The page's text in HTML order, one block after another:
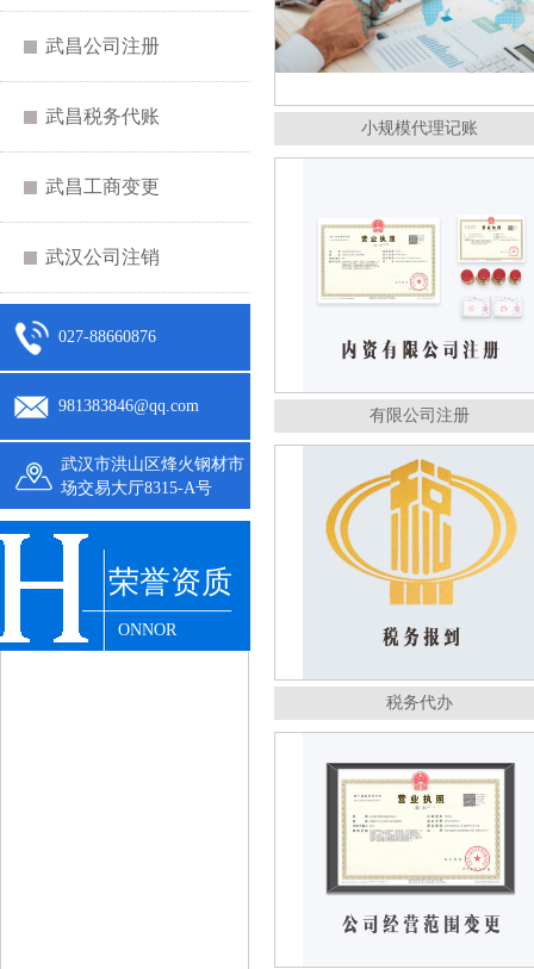
武昌公司注册
武昌税务代账
武昌工商变更
武汉公司注销
027-88660876
981383846@qq.com
武汉市洪山区烽火钢材市
场交易大厅8315-A号
荣誉资质
ONNOR
小规模代理记账
有限公司注册
税务代办